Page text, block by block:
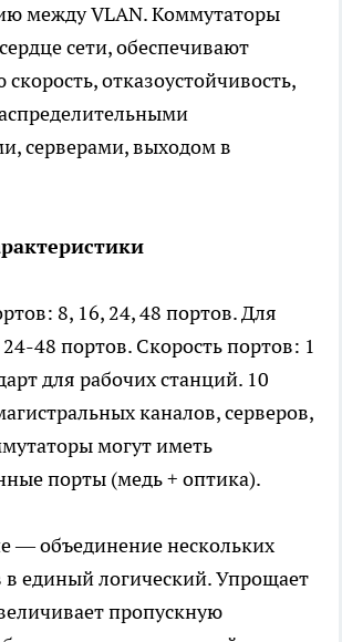
между VLAN. Коммутаторы
сети, обеспечивают
отказоустойчивость,
серверами, выходом в
8, 16, 24, 48 портов. Для
48 портов. Скорость портов: 1
для рабочих станций. 10
каналов, серверов,
могут иметь
порты (медь + оптика).
— объединение нескольких
единый логический. Упрощает
пропускную